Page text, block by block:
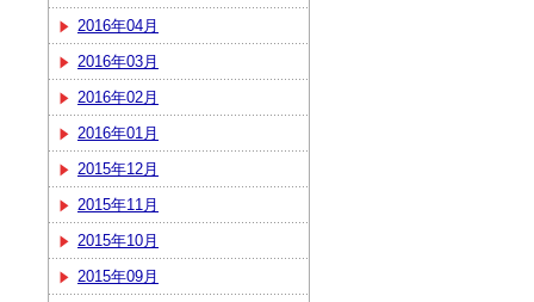
2016年04月
2016年03月
2016年02月
2016年01月
2015年12月
2015年11月
2015年10月
2015年09月